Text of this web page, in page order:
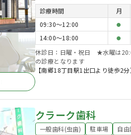
診療時間 月
09:30〜12:00
●
14:00〜18:00 ●
休診日：日曜・祝日 ★水曜は
の診療となります
【南郷18丁目駅1出口より徒歩2
クラーク歯科
一般歯科(虫歯) 駐車場
自